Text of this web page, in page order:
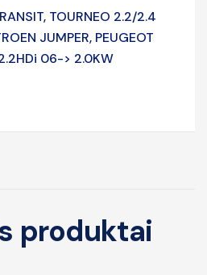
TOURNEO 2.2/2.4
JUMPER, PEUGEOT
06-> 2.0KW
produktai